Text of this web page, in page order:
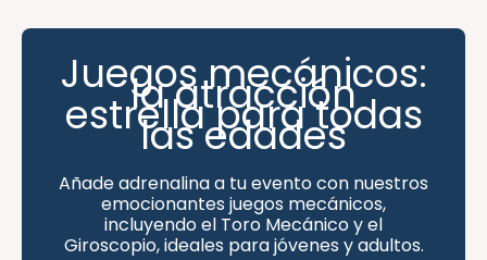
Juegos mecánicos:
la atracción
estrella para todas
las edades
Añade adrenalina a tu evento con nuestros
emocionantes juegos mecánicos,
incluyendo el Toro Mecánico y el
Giroscopio, ideales para jóvenes y adultos.